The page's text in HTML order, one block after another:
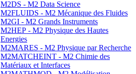
M2DS - M2 Data Science
M2FLUIDS - M2 Mécanique des Fluides
M2GI - M2 Grands Instruments
M2HEP - M2 Physique des Hautes
Energies
M2MARES - M2 Physique par Recherche
M2MATCHEINT - M2 Chimie des
Matériaux et Interfaces